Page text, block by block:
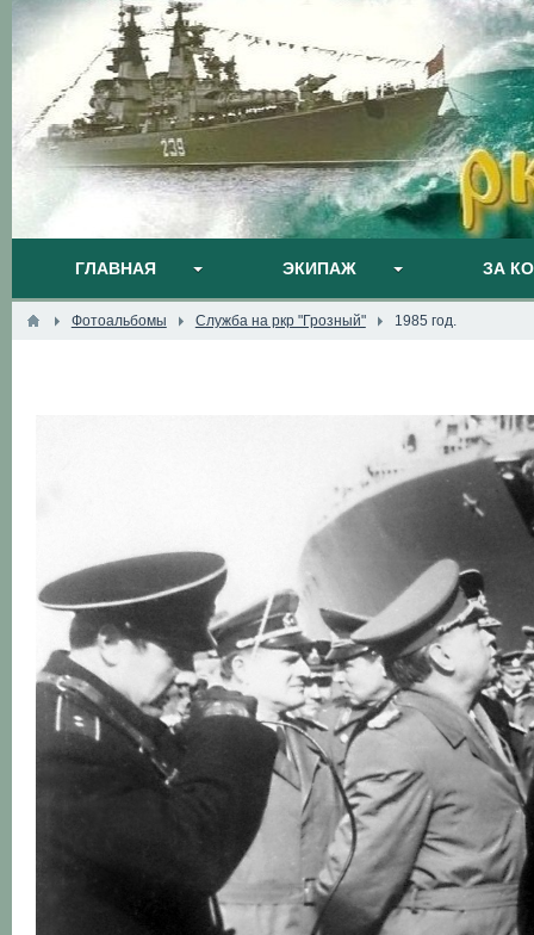
ГЛАВНАЯ ЭКИПАЖ ЗА
Фотоальбомы Служба на ркр "Грозный" 1985 год.